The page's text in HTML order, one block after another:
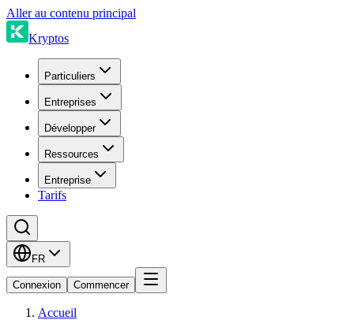
Aller au contenu principal
Kryptos
Particuliers
Entreprises
Développer
Ressources
Entreprise
Tarifs
FR
Connexion Commencer
Accueil